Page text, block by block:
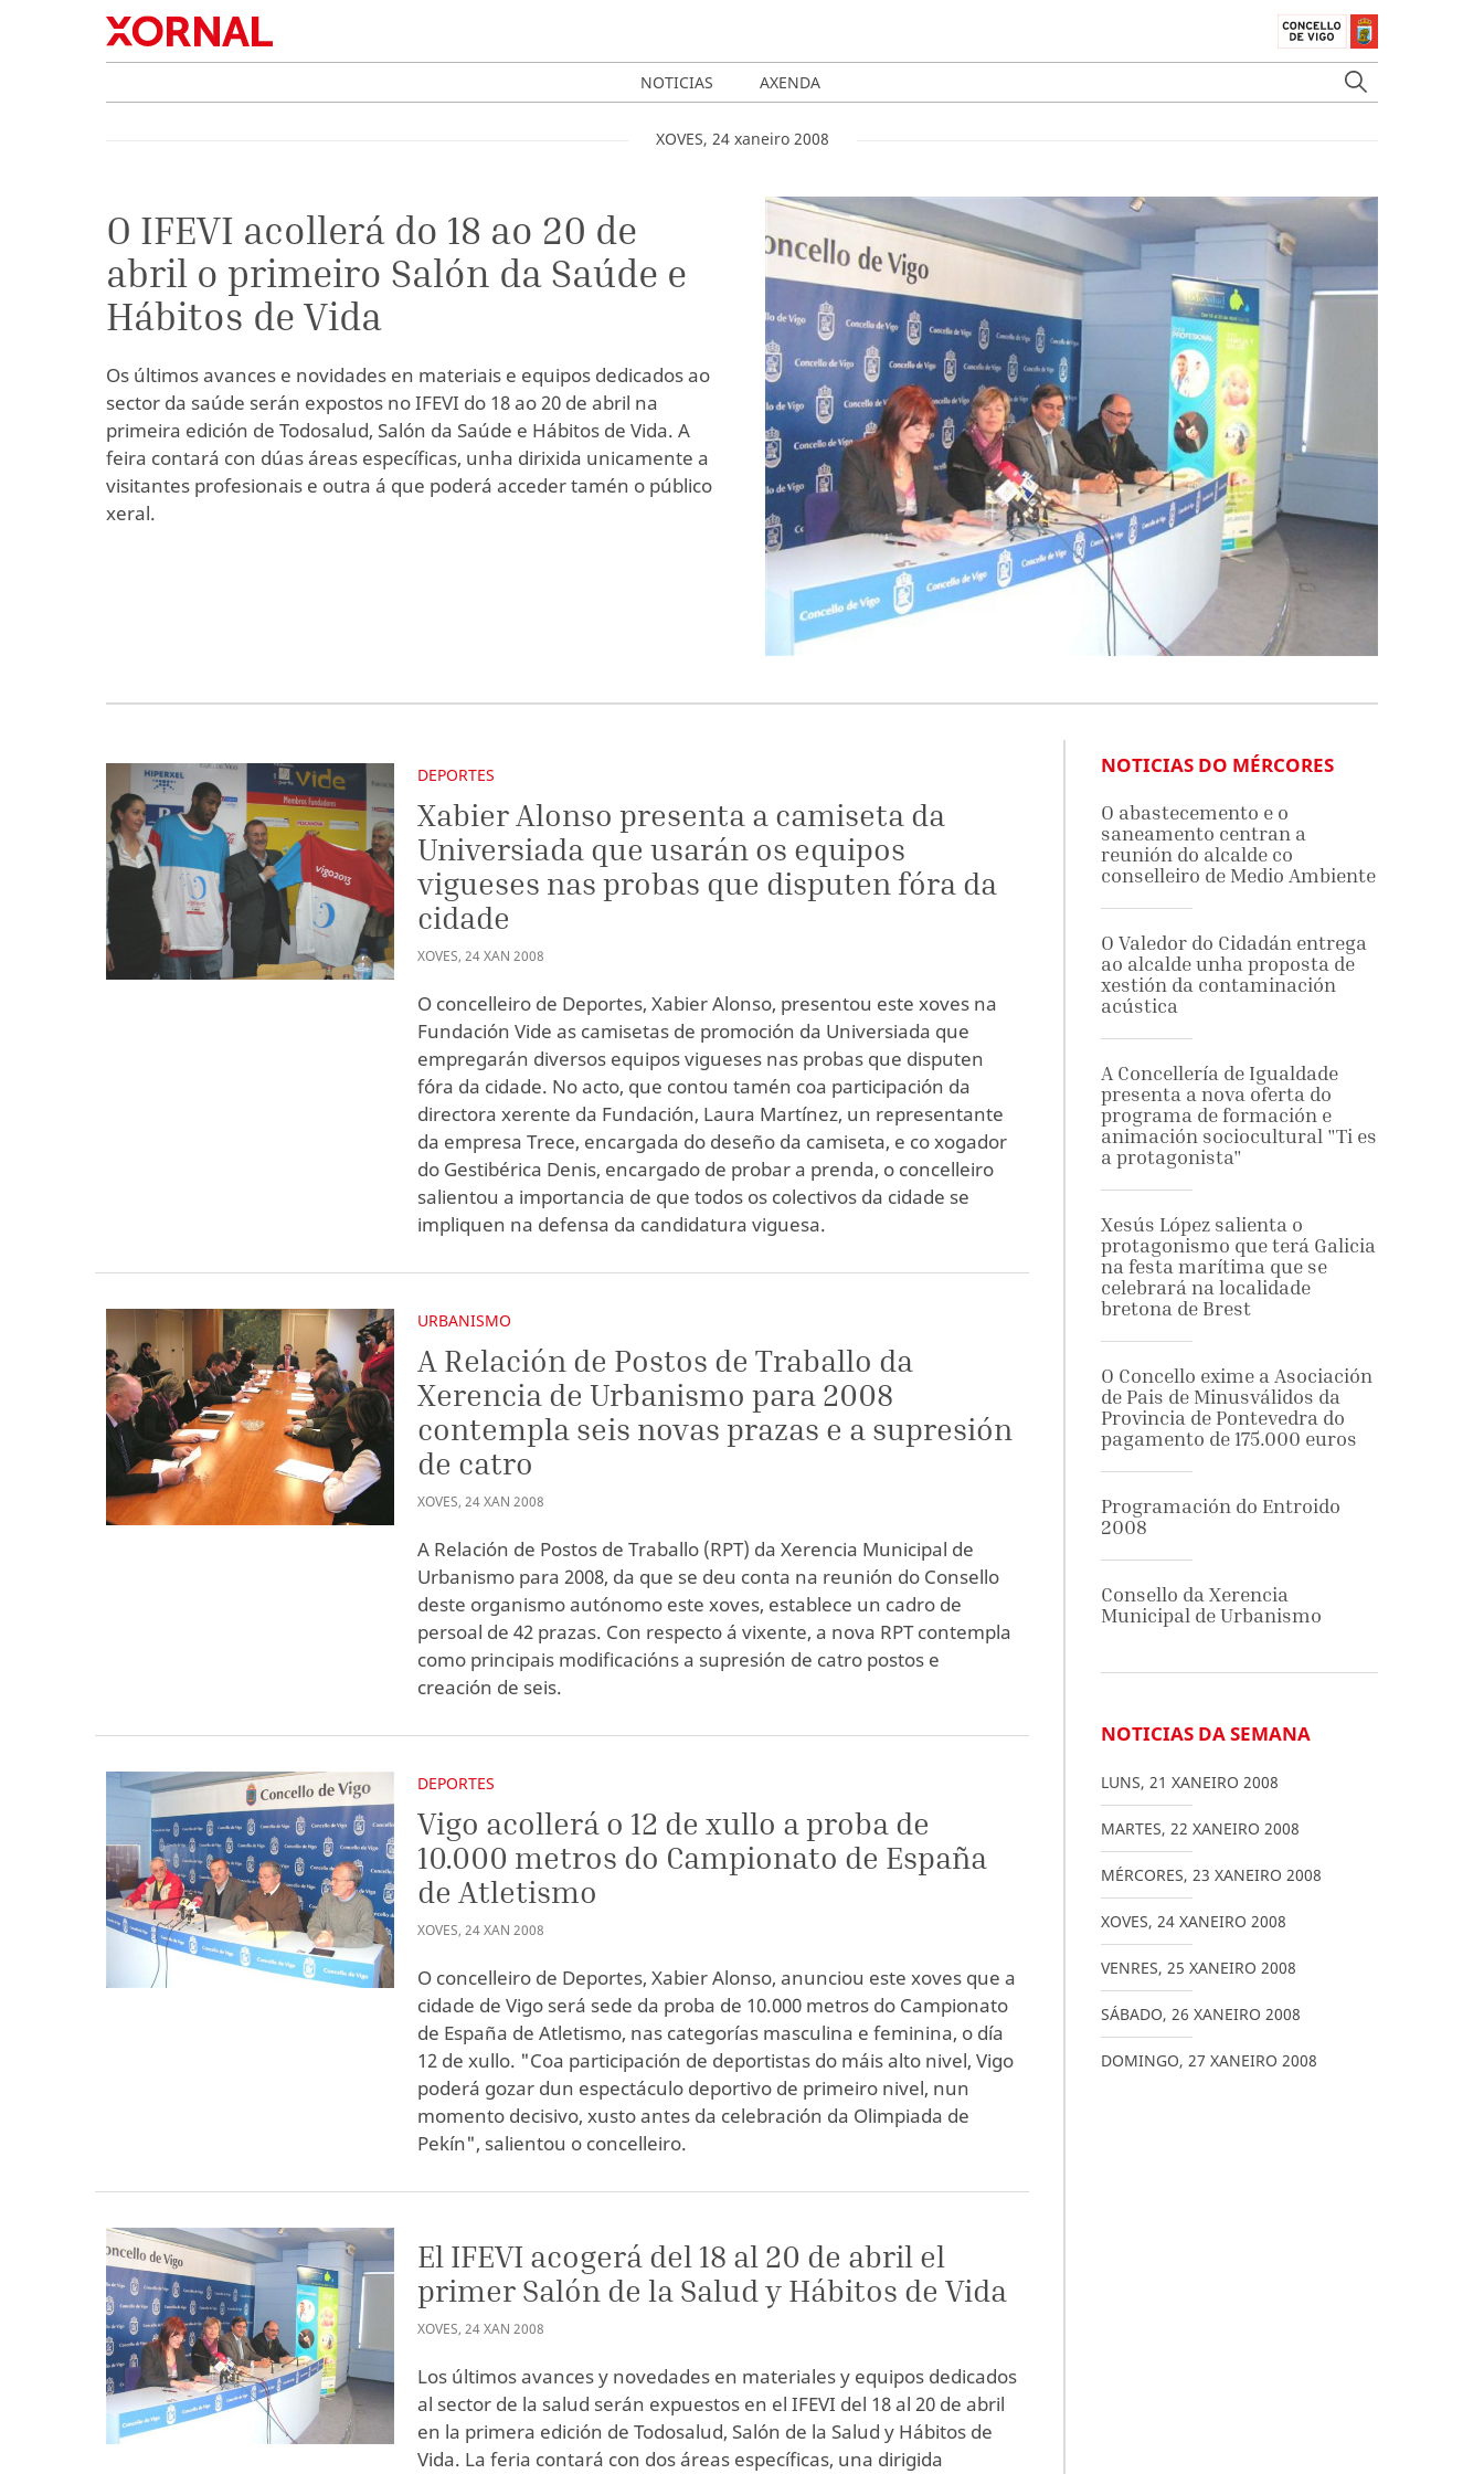
NOTICIAS AXENDA
XOVES, 24 xaneiro 2008
O IFEVI acollerá do 18 ao 20 de
abril o primeiro Salón da Saúde e
Hábitos de Vida
Os últimos avances e novidades en materiais e equipos dedicados ao
sector da saúde serán expostos no IFEVI do 18 ao 20 de abril na
primeira edición de Todosalud, Salón da Saúde e Hábitos de Vida. A
feira contará con dúas áreas específicas, unha dirixida unicamente a
visitantes profesionais e outra á que poderá acceder tamén o público
xeral.
DEPORTES
Xabier Alonso presenta a camiseta da
Universiada que usarán os equipos
vigueses nas probas que disputen fóra da
cidade
XOVES,24XAN 2008
O concelleiro de Deportes, Xabier Alonso, presentou este xoves na
Fundación Vide as camisetas de promoción da Universiada que
empregarán diversos equipos vigueses nas probas que disputen
fóra da cidade. No acto, que contou tamén coa participación da
directora xerente da Fundación, Laura Martínez, un representante
da empresa Trece, encargada do deseño da camiseta, e co xogador
do Gestibérica Denis, encargado de probar a prenda, o concelleiro
salientou a importancia de que todos os colectivos da cidade se
impliquen na defensa da candidatura viguesa.
URBANISMO
A Relación de Postos de Traballo da
Xerencia de Urbanismo para 2008
contempla seis novas prazas e a supresión
de catro
XOVES,24XAN 2008
A Relación de Postos de Traballo (RPT) da Xerencia Municipal de
Urbanismo para 2008, da que se deu conta na reunión do Consello
deste organismo autónomo este xoves, establece un cadro de
persoal de 42 prazas. Con respecto á vixente, a nova RPT contempla
como principais modificacións a supresión de catro postos e
creación de seis.
DEPORTES
Vigo acollerá o 12 de xullo a proba de
10.000 metros do Campionato de España
de Atletismo
XOVES,24XAN 2008
O concelleiro de Deportes, Xabier Alonso, anunciou este xoves que a
cidade de Vigo será sede da proba de 10.000 metros do Campionato
de España de Atletismo, nas categorías masculina e feminina, o día
12 de xullo. "Coa participación de deportistas do máis alto nivel, Vigo
poderá gozar dun espectáculo deportivo de primeiro nivel, nun
momento decisivo, xusto antes da celebración da Olimpiada de
Pekín", salientou o concelleiro.
El IFEVI acogerá del 18 al 20 de abril el
primer Salón de la Salud y Hábitos de Vida
XOVES,24XAN 2008
Los últimos avances y novedades en materiales y equipos dedicados
al sector de la salud serán expuestos en el IFEVI del 18 al 20 de abril
en la primera edición de Todosalud, Salón de la Salud y Hábitos de
Vida. La feria contará con dos áreas específicas, una dirigida
NOTICIAS DO MÉRCORES
O abastecemento e o
saneamento centran a
reunión do alcalde co
conselleiro de Medio Ambiente
O Valedor do Cidadán entrega
ao alcalde unha proposta de
xestión da contaminación
acústica
A Concellería de Igualdade
presenta a nova oferta do
programa de formación e
animación sociocultural "Ti es
a protagonista"
Xesús López salienta o
protagonismo que terá Galicia
na festa marítima que se
celebrará na localidade
bretona de Brest
O Concello exime a Asociación
de Pais de Minusválidos da
Provincia de Pontevedra do
pagamento de 175.000 euros
Programación do Entroido
2008
Consello da Xerencia
Municipal de Urbanismo
NOTICIAS DA SEMANA
LUNS, 21 XANEIRO 2008
MARTES, 22 XANEIRO 2008
MÉRCORES, 23 XANEIRO 2008
XOVES, 24 XANEIRO 2008
VENRES, 25 XANEIRO 2008
SÁBADO, 26 XANEIRO 2008
DOMINGO, 27 XANEIRO 2008